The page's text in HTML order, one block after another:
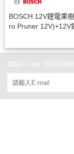
BOSCH 12V鋰電果
ro Pruner 12V)+12V
請輸入 E-mail，即可訂閱或